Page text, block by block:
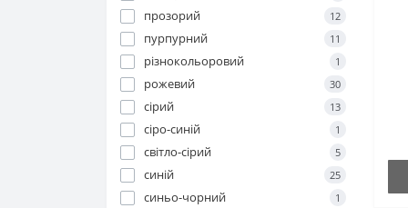
Креманки
Салатники
Тортівниці
Друшляки
Качалки
Миски
прозорий 12
пурпурний 11
різнокольоровий 1
рожевий 30
сірий 13
сіро-синій 1
світло-сірий 5
синій 25
синьо-чорний 1